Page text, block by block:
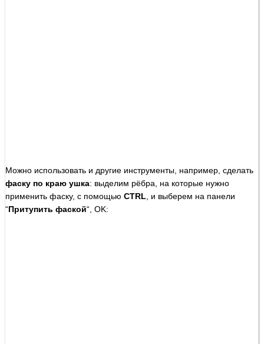
Можно использовать и другие инструменты, например, сделать
фаску по краю ушка: выделим рёбра, на которые нужно
применить фаску, с помощью CTRL, и выберем на панели
“Притупить фаской“, OK: